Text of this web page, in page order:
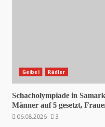
Geibel Rädler
Schacholympiade in
Männer auf 5 gesetzt,
06.08.2026
3